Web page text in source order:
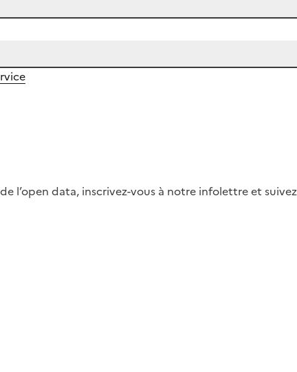
l’open data, inscrivez-vous à notre infolettre et